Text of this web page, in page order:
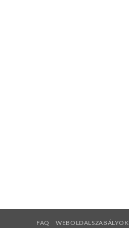
FAQ WEBOLDALSZABÁLYOK